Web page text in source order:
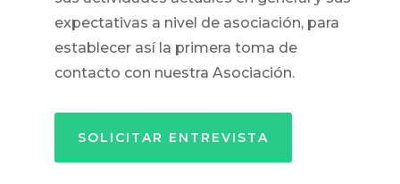
expectativas a nivel de asociación, para
establecer así la primera toma de
contacto con nuestra Asociación.
SOLICITAR ENTREVISTA